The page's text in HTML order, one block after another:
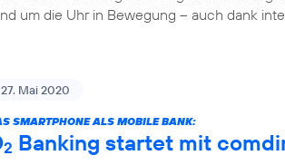
um die Uhr in Bewegung – auch dank
27. Mai 2020
SMARTPHONE ALS MOBILE BANK:
2 Banking startet mit